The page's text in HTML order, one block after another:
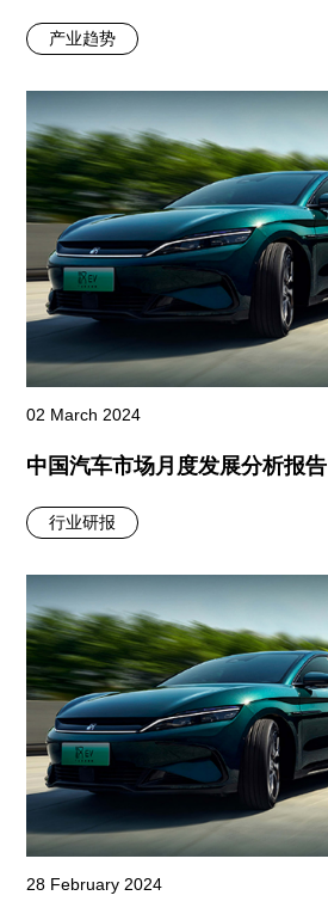
产业趋势
02 March 2024
中国汽车市场月度发展分析报告
行业研报
28 February 2024